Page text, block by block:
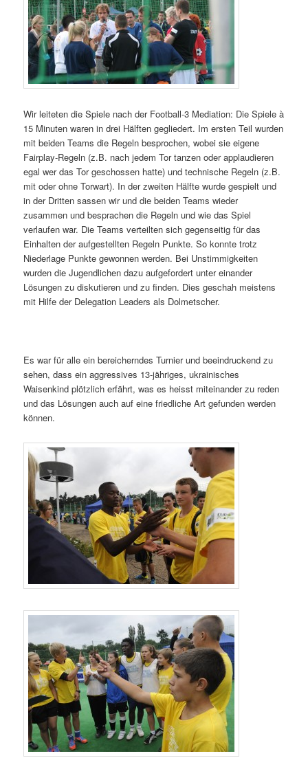
Wir leiteten die Spiele nach der Football-3 Mediation: Die Spiele à
15 Minuten waren in drei Hälften gegliedert. Im ersten Teil wurden
mit beiden Teams die Regeln besprochen, wobei sie eigene
Fairplay-Regeln (z.B. nach jedem Tor tanzen oder applaudieren
egal wer das Tor geschossen hatte) und technische Regeln (z.B.
mit oder ohne Torwart). In der zweiten Hälfte wurde gespielt und
in der Dritten sassen wir und die beiden Teams wieder
zusammen und besprachen die Regeln und wie das Spiel
verlaufen war. Die Teams verteilten sich gegenseitig für das
Einhalten der aufgestellten Regeln Punkte. So konnte trotz
Niederlage Punkte gewonnen werden. Bei Unstimmigkeiten
wurden die Jugendlichen dazu aufgefordert unter einander
Lösungen zu diskutieren und zu finden. Dies geschah meistens
mit Hilfe der Delegation Leaders als Dolmetscher.
Es war für alle ein bereicherndes Turnier und beeindruckend zu
sehen, dass ein aggressives 13-jähriges, ukrainisches
Waisenkind plötzlich erfährt, was es heisst miteinander zu reden
und das Lösungen auch auf eine friedliche Art gefunden werden
können.